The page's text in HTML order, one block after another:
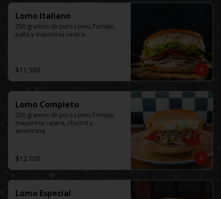
Lomo Italiano
250 gramos de puro Lomo,Tomate,
palta y mayonesa casera.
$11.500
Lomo Completo
250 gramos de puro Lomo,Tomate,
mayonesa casera, chucrut y
americana.
$12.100
Lomo Especial